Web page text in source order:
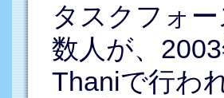
タスクフォ
数人が、
Thaniで行わ